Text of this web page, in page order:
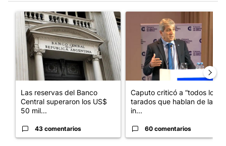
Un artículo de tendencia con el título "Las reservas del Banco
Las reservas del Banco
Central superaron los US$
50 mil...
43 comentarios
Caputo criticó a “todos los
tarados que hablan de la
in...
60 comentarios